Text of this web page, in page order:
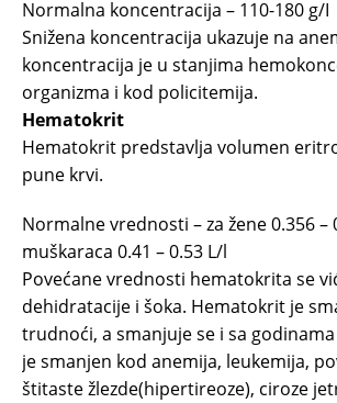
Normalna koncentracija – 110-180 g/I
Snižena koncentracija ukazuje na
koncentracija je u stanjima
organizma i kod policitemija.
Hematokrit
Hematokrit predstavlja volumen
pune krvi.
Normalne vrednosti – za žene 0.356 –
muškaraca 0.41 – 0.53 L/l
Povećane vrednosti hematokrita se
dehidratacije i šoka. Hematokrit je
trudnoći, a smanjuje se i sa
je smanjen kod anemija, leukemija,
štitaste žlezde(hipertireoze), ciroze